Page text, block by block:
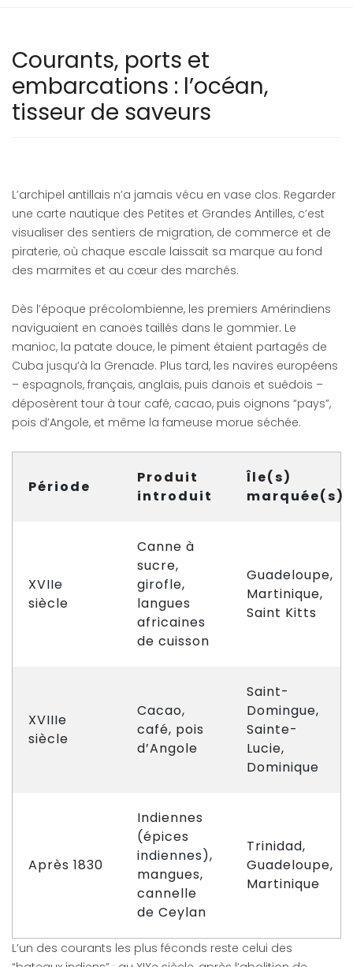
Courants, ports et
embarcations : l’océan,
tisseur de saveurs
L’archipel antillais n’a jamais vécu en vase clos. Regarder
une carte nautique des Petites et Grandes Antilles, c’est
visualiser des sentiers de migration, de commerce et de
piraterie, où chaque escale laissait sa marque au fond
des marmites et au cœur des marchés.
Dès l’époque précolombienne, les premiers Amérindiens
naviguaient en canoës taillés dans le gommier. Le
manioc, la patate douce, le piment étaient partagés de
Cuba jusqu’à la Grenade. Plus tard, les navires européens
– espagnols, français, anglais, puis danois et suédois –
déposèrent tour à tour café, cacao, puis oignons “pays”,
pois d’Angole, et même la fameuse morue séchée.
Période
Produit
introduit
Île(s)
marquée(s)
XVIIe
siècle
Canne à
sucre,
girofle,
langues
africaines
de cuisson
Guadeloupe,
Martinique,
Saint Kitts
XVIIIe
siècle
Cacao,
café, pois
d’Angole
Saint-
Domingue,
Sainte-
Lucie,
Dominique
Après 1830
Indiennes
(épices
indiennes),
mangues,
cannelle
de Ceylan
Trinidad,
Guadeloupe,
Martinique
L’un des courants les plus féconds reste celui des